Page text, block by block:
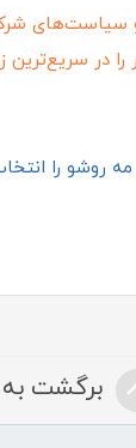
سیاست‌های
در سریع‌ترین
را
برگشت به